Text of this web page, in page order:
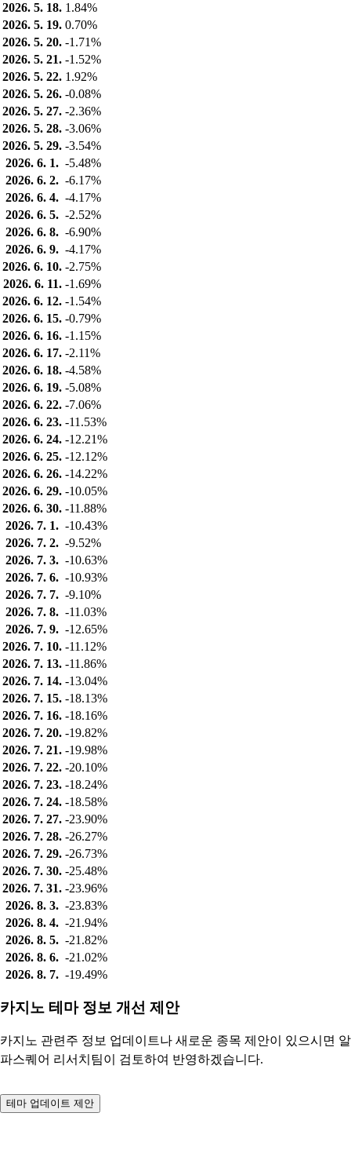
2026. 5. 18. 1.84%
2026. 5. 19. 0.70%
2026. 5. 20. -1.71%
2026. 5. 21. -1.52%
2026. 5. 22. 1.92%
2026. 5. 26. -0.08%
2026. 5. 27. -2.36%
2026. 5. 28. -3.06%
2026. 5. 29. -3.54%
2026. 6. 1. -5.48%
2026. 6. 2. -6.17%
2026. 6. 4. -4.17%
2026. 6. 5. -2.52%
2026. 6. 8. -6.90%
2026. 6. 9. -4.17%
2026. 6. 10. -2.75%
2026. 6. 11. -1.69%
2026. 6. 12. -1.54%
2026. 6. 15. -0.79%
2026. 6. 16. -1.15%
2026. 6. 17. -2.11%
2026. 6. 18. -4.58%
2026. 6. 19. -5.08%
2026. 6. 22. -7.06%
2026. 6. 23. -11.53%
2026. 6. 24. -12.21%
2026. 6. 25. -12.12%
2026. 6. 26. -14.22%
2026. 6. 29. -10.05%
2026. 6. 30. -11.88%
2026. 7. 1. -10.43%
2026. 7. 2. -9.52%
2026. 7. 3. -10.63%
2026. 7. 6. -10.93%
2026. 7. 7. -9.10%
2026. 7. 8. -11.03%
2026. 7. 9. -12.65%
2026. 7. 10. -11.12%
2026. 7. 13. -11.86%
2026. 7. 14. -13.04%
2026. 7. 15. -18.13%
2026. 7. 16. -18.16%
2026. 7. 20. -19.82%
2026. 7. 21. -19.98%
2026. 7. 22. -20.10%
2026. 7. 23. -18.24%
2026. 7. 24. -18.58%
2026. 7. 27. -23.90%
2026. 7. 28. -26.27%
2026. 7. 29. -26.73%
2026. 7. 30. -25.48%
2026. 7. 31. -23.96%
2026. 8. 3. -23.83%
2026. 8. 4. -21.94%
2026. 8. 5. -21.82%
2026. 8. 6. -21.02%
2026. 8. 7. -19.49%
카지노 테마 정보 개선 제안
카지노 관련주 정보 업데이트나 새로운 종목 제안이 있으시면 알
파스퀘어 리서치팀이 검토하여 반영하겠습니다.
테마 업데이트 제안